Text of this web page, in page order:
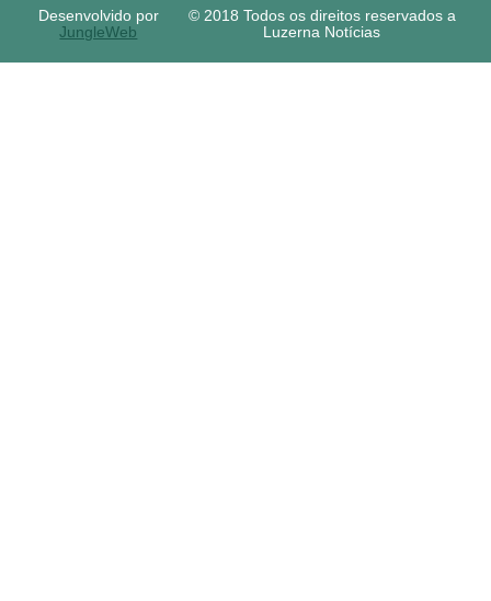
© 2018 Todos os direitos reservados a
Luzerna Notícias
Desenvolvido por
JungleWeb